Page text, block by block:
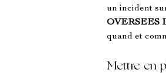
un incident
OVERSEES
quand et
Mettre en